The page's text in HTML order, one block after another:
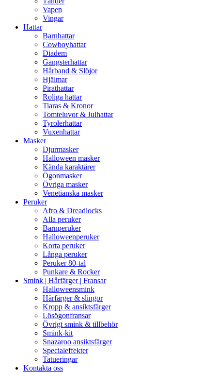
Vapen
Vingar
Hattar
Barnhattar
Cowboyhattar
Diadem
Gangsterhattar
Hårband & Slöjor
Hjälmar
Pirathattar
Roliga hattar
Tiaras & Kronor
Tomteluvor & Julhattar
Tyrolerhattar
Vuxenhattar
Masker
Djurmasker
Halloween masker
Kända karaktärer
Ögonmasker
Övriga masker
Venetianska masker
Peruker
Afro & Dreadlocks
Alla peruker
Barnperuker
Halloweenperuker
Korta peruker
Långa peruker
Peruker 80-tal
Punkare & Rocker
Smink | Hårfärger | Fransar
Halloweensmink
Hårfärger & slingor
Kropp & ansiktsfärger
Lösögonfransar
Övrigt smink & tillbehör
Smink-kit
Snazaroo ansiktsfärger
Specialeffekter
Tatueringar
Kontakta oss